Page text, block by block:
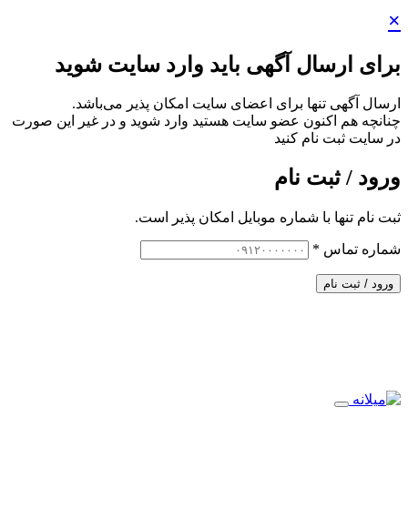
×
برای ارسال آگهی باید وارد سایت شوید
ارسال آگهی تنها برای اعضای سایت امکان پذیر می‌باشد.
چنانچه هم‌ اکنون عضو سایت هستید وارد شوید و در غیر این صورت
در سایت ثبت نام کنید
ورود / ثبت نام
ثبت نام تنها با شماره موبایل امکان پذیر است.
شماره تماس *
ورود / ثبت نام